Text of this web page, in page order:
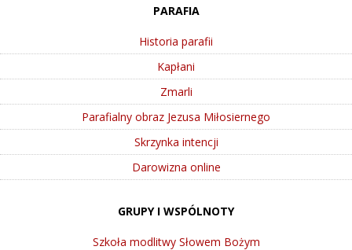
PARAFIA
Historia parafii
Kapłani
Zmarli
Parafialny obraz Jezusa Miłosiernego
Skrzynka intencji
Darowizna online
GRUPY I WSPÓLNOTY
Szkoła modlitwy Słowem Bożym